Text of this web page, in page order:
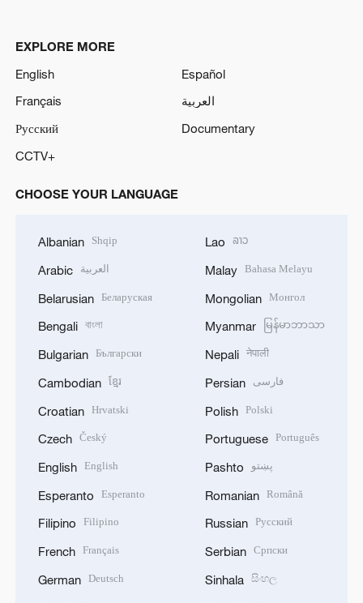
EXPLORE MORE
English
Español
Français
العربية
Русский
Documentary
CCTV+
CHOOSE YOUR LANGUAGE
Albanian Shqip
Arabic العربية
Belarusian Беларуская
Bengali বাংলা
Bulgarian Български
Cambodian ខ្មែរ
Croatian Hrvatski
Czech Český
English English
Esperanto Esperanto
Filipino Filipino
French Français
German Deutsch
Lao ລາວ
Malay Bahasa Melayu
Mongolian Монгол
Myanmar မြန်မာဘာသာ
Nepali नेपाली
Persian فارسی
Polish Polski
Portuguese Português
Pashto پښتو
Romanian Română
Russian Русский
Serbian Српски
Sinhala සිංහල